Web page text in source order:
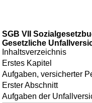
SGB VII
Gesetzliche
Inhaltsverzeichnis
Erstes Kapitel
Aufgaben, versicherter
Erster Abschnitt
Aufgaben der